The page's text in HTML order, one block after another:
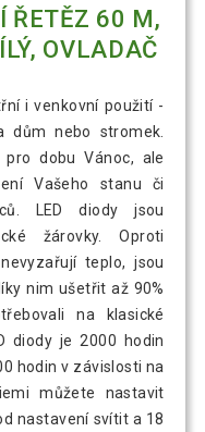
ŘETĚZ 60 M,
OVLADAČ
i venkovní použití -
nebo stromek.
pro dobu Vánoc, ale
Vašeho stanu či
LED diody jsou
žárovky. Oproti
teplo, jsou
nim ušetřit až 90%
na klasické
diody je 2000 hodin
hodin v závislosti na
můžete nastavit
nastavení svítit a 18